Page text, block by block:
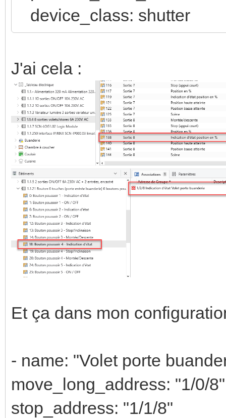
device_class: shutter
J'ai cela :
Et ça dans mon
- name: "Volet porte
move_long_address: "1/0/8"
stop_address: "1/1/8"